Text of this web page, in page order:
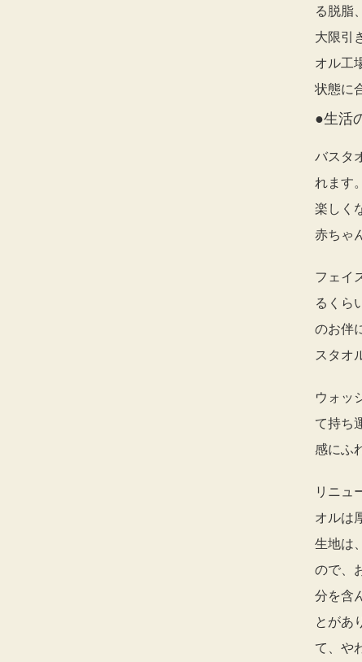
る脱脂
大限引
オル工
状態に
●生活
バスタ
れます
楽しく
赤ちゃ
フェイ
るくら
のお伴
スタオ
ウォッ
て持ち
感にふ
リニュ
オルは
生地は
ので、
分を含
とがあ
て、や